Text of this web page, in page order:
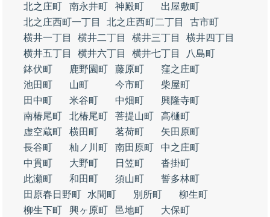
北之庄町
南永井町 神殿町
出屋敷町
北之庄西町一丁目
北之庄西町二丁目
古市町
横井一丁目
横井二丁目 横井三丁目
横井四丁目
横井五丁目
横井六丁目 横井七丁目
八島町
鉢伏町
鹿野園町 藤原町
窪之庄町
池田町
山町 今市町
柴屋町
田中町
米谷町 中畑町
興隆寺町
南椿尾町
北椿尾町 菩提山町
高樋町
虚空蔵町
横田町 茗荷町
矢田原町
長谷町
杣ノ川町 南田原町
中之庄町
中貫町
大野町 日笠町
沓掛町
此瀬町
和田町 須山町
誓多林町
田原春日野町
水間町 別所町
柳生町
柳生下町
興ヶ原町 邑地町 大保町